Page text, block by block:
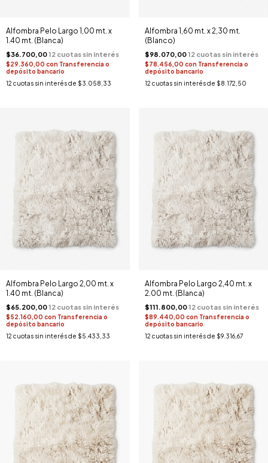
Alfombra Pelo Largo 1,00 mt. x
1.40 mt. (Blanca)
$36.700,00
$29.360,00 con Transferencia o
depósito bancario
12 cuotas sin interés de $3.058,33
Alfombra 1,60 mt. x 2,30 mt.
(Blanco)
$98.070,00
$78.456,00 con Transferencia o
depósito bancario
12 cuotas sin interés de $8.172,50
Alfombra Pelo Largo 2,00 mt. x
1.40 mt. (Blanca)
$65.200,00
$52.160,00 con Transferencia o
depósito bancario
12 cuotas sin interés de $5.433,33
Alfombra Pelo Largo 2,40 mt. x
2.00 mt. (Blanca)
$111.800,00
$89.440,00 con Transferencia o
depósito bancario
12 cuotas sin interés de $9.316,67